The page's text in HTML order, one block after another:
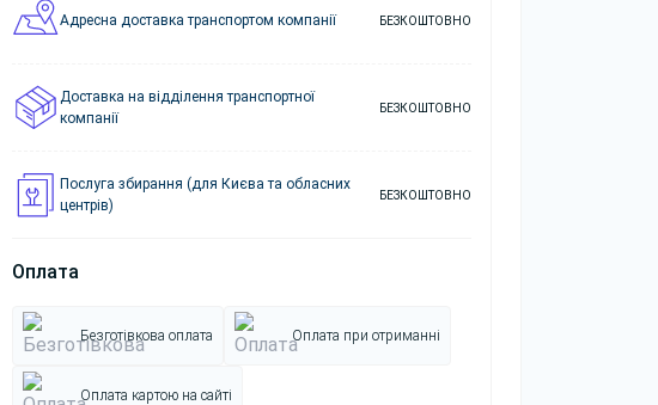
Адресна доставка транспортом компанії БЕЗКОШТОВНО
Доставка на відділення транспортної
компанії
БЕЗКОШТОВНО
Послуга збирання (для Києва та обласних
центрів)
БЕЗКОШТОВНО
Оплата
Безготівкова оплата Оплата при отриманні
Оплата картою на сайті